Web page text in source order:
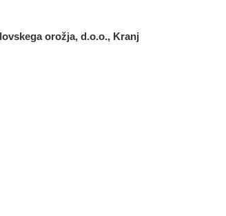
orožja, d.o.o., Kranj